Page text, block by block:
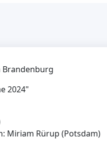
2024"
Miriam Rürup (Potsdam)